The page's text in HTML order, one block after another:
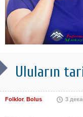
Uluların
Folklor, Bolus 3